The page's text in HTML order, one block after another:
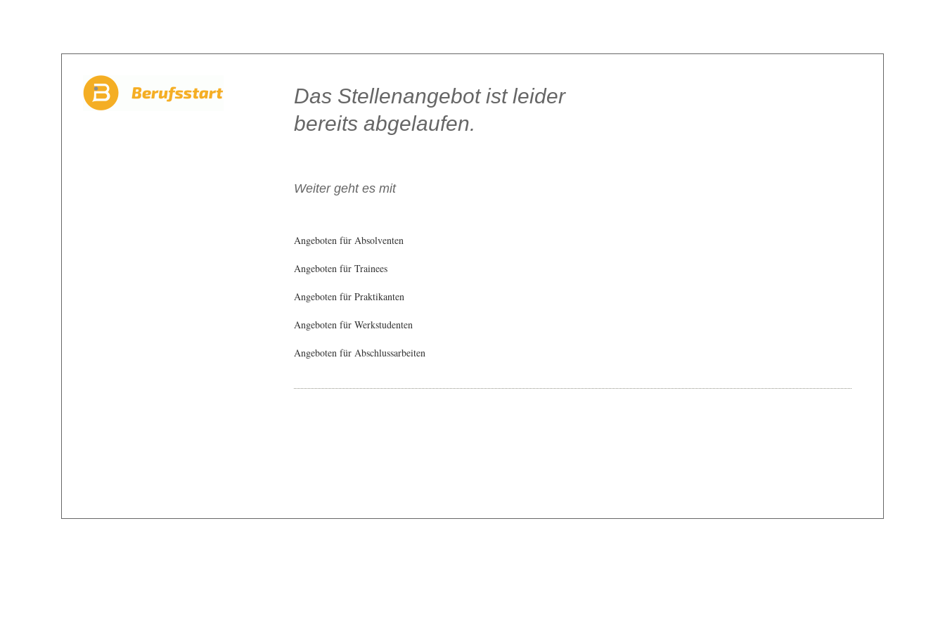
Das Stellenangebot ist leider
bereits abgelaufen.
Weiter geht es mit
Angeboten für Absolventen
Angeboten für Trainees
Angeboten für Praktikanten
Angeboten für Werkstudenten
Angeboten für Abschlussarbeiten